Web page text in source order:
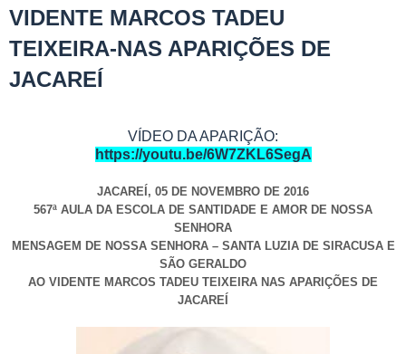
VIDENTE MARCOS TADEU
TEIXEIRA-NAS APARIÇÕES DE
JACAREÍ
VÍDEO DA APARIÇÃO:
https://youtu.be/6W7ZKL6SegA
JACAREÍ, 05 DE NOVEMBRO DE 2016
567ª AULA DA ESCOLA DE SANTIDADE E AMOR DE NOSSA
SENHORA
MENSAGEM DE NOSSA SENHORA – SANTA LUZIA DE SIRACUSA E
SÃO GERALDO
AO VIDENTE MARCOS TADEU TEIXEIRA NAS APARIÇÕES DE
JACAREÍ